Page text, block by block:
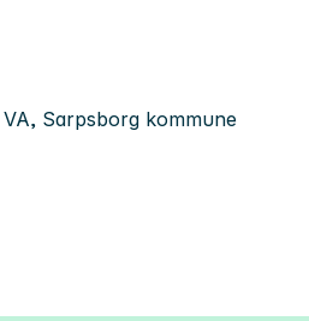
Sarpsborg kommune